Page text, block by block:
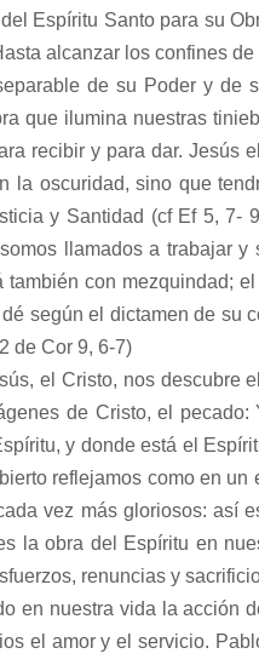
Espíritu Santo para su
alcanzar los confines
de su Poder y de
que ilumina nuestras
recibir y para dar. Jesús
la oscuridad, sino que
y Santidad (cf Ef 5, 7-
llamados a trabajar
también con mezquindad;
según el dictamen de su
de Cor 9, 6-7)
el Cristo, nos descubre
de Cristo, el
y donde está el
reflejamos como en
vez más gloriosos: así
la obra del Espíritu en
renuncias y
en nuestra vida la acción
el amor y el servicio.